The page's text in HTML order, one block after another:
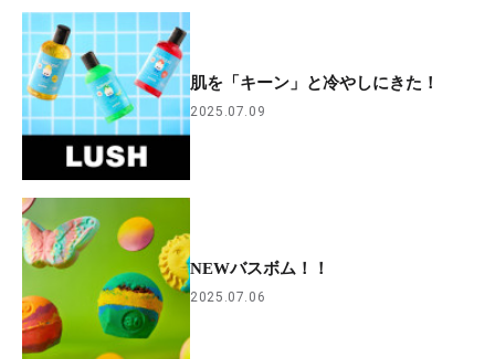
肌を「キーン」と冷やしにきた！
2025.07.09
NEWバスボム！！
2025.07.06